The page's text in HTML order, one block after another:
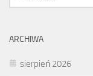
ARCHIWA
sierpień 2026